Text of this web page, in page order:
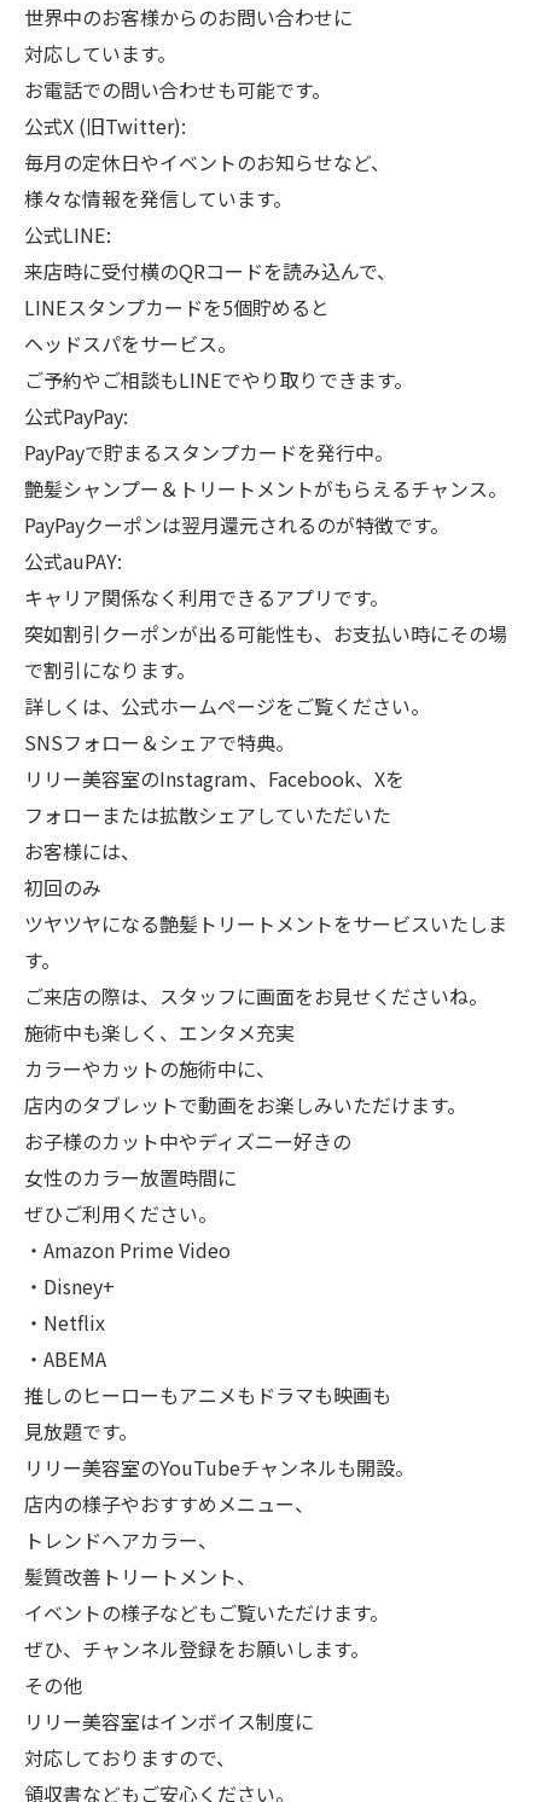
世界中のお客様からのお問い合わせに
対応しています。
お電話での問い合わせも可能です。
公式X (旧Twitter):
毎月の定休日やイベントのお知らせなど、
様々な情報を発信しています。
公式LINE:
来店時に受付横のQRコードを読み込んで、
LINEスタンプカードを5個貯めると
ヘッドスパをサービス。
ご予約やご相談もLINEでやり取りできます。
公式PayPay:
PayPayで貯まるスタンプカードを発行中。
艶髪シャンプー＆トリートメントがもらえるチャンス。
PayPayクーポンは翌月還元されるのが特徴です。
公式auPAY:
キャリア関係なく利用できるアプリです。
突如割引クーポンが出る可能性も、お支払い時にその場
で割引になります。
詳しくは、公式ホームページをご覧ください。
SNSフォロー＆シェアで特典。
リリー美容室のInstagram、Facebook、Xを
フォローまたは拡散シェアしていただいた
お客様には、
初回のみ
ツヤツヤになる艶髪トリートメントをサービスいたしま
す。
ご来店の際は、スタッフに画面をお見せくださいね。
施術中も楽しく、エンタメ充実
カラーやカットの施術中に、
店内のタブレットで動画をお楽しみいただけます。
お子様のカット中やディズニー好きの
女性のカラー放置時間に
ぜひご利用ください。
・Amazon Prime Video
・Disney+
・Netflix
・ABEMA
推しのヒーローもアニメもドラマも映画も
見放題です。
リリー美容室のYouTubeチャンネルも開設。
店内の様子やおすすめメニュー、
トレンドヘアカラー、
髪質改善トリートメント、
イベントの様子などもご覧いただけます。
ぜひ、チャンネル登録をお願いします。
その他
リリー美容室はインボイス制度に
対応しておりますので、
領収書などもご安心ください。